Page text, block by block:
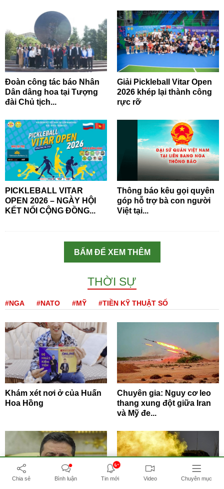
Đoàn công tác báo Nhân
Dân dâng hoa tại Tượng
đài Chủ tịch...
Giải Pickleball Vitar Open
2026 khép lại thành công
rực rỡ
PICKLEBALL VITAR
OPEN 2026 – NGÀY HỘI
KẾT NỐI CỘNG ĐỒNG...
Thông báo kêu gọi quyên
góp hỗ trợ bà con người
Việt tại...
BẤM ĐỂ XEM THÊM
THỜI SỰ
#NGA #NATO #MỸ #TIỀN KỸ THUẬT SỐ
Khám xét nơi ở của Huấn
Hoa Hồng
Chuyên gia: Nguy cơ leo
thang xung đột giữa Iran
và Mỹ đe...
Chia sẻ Bình luận
6+
Tin mới Video Chuyên mục